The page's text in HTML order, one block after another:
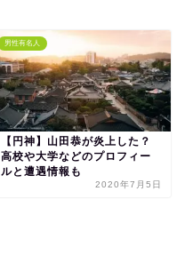
男性有名人
【円神】山田恭が炎上した？
高校や大学などのプロフィー
ルと遭遇情報も
2020年7月5日